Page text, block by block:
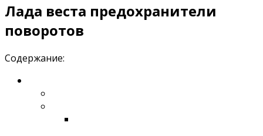
Лада веста предохранители
поворотов
Содержание: